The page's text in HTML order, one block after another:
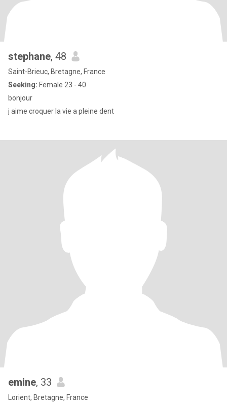
stephane, 48
Saint-Brieuc, Bretagne, France
Seeking: Female 23 - 40
bonjour
j aime croquer la vie a pleine dent
emine, 33
Lorient, Bretagne, France